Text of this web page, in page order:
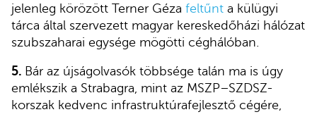
jelenleg körözött Terner Géza feltűnt a külügyi
tárca által szervezett magyar kereskedőházi hálózat
szubszaharai egysége mögötti céghálóban.
5. Bár az újságolvasók többsége talán ma is úgy
emlékszik a Strabagra, mint az MSZP–SZDSZ-
korszak kedvenc infrastruktúrafejlesztő cégére,